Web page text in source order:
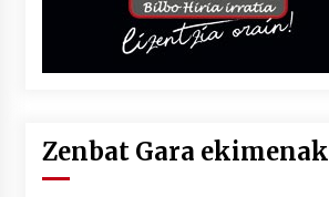
Zenbat Gara ekimenak